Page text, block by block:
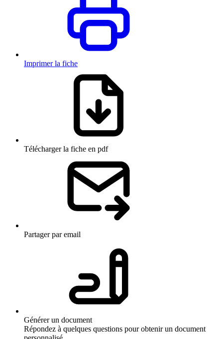
Imprimer la fiche
Télécharger la fiche en pdf
Partager par email
Générer un document
Répondez à quelques questions pour obtenir un document